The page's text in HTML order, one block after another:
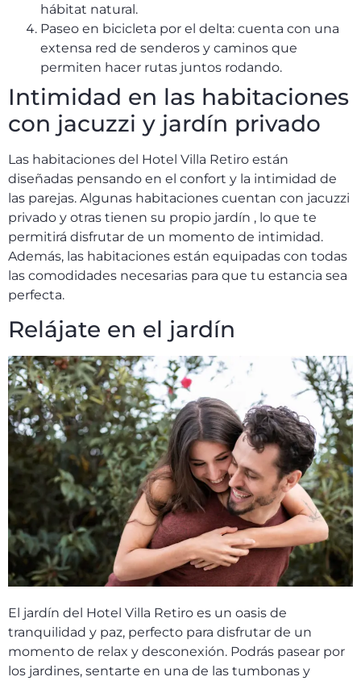
hábitat natural.
Paseo en bicicleta por el delta: cuenta con una
extensa red de senderos y caminos que
permiten hacer rutas juntos rodando.
Intimidad en las habitaciones
con jacuzzi y jardín privado
Las habitaciones del Hotel Villa Retiro están
diseñadas pensando en el confort y la intimidad de
las parejas. Algunas habitaciones cuentan con jacuzzi
privado y otras tienen su propio jardín , lo que te
permitirá disfrutar de un momento de intimidad.
Además, las habitaciones están equipadas con todas
las comodidades necesarias para que tu estancia sea
perfecta.
Relájate en el jardín
El jardín del Hotel Villa Retiro es un oasis de
tranquilidad y paz, perfecto para disfrutar de un
momento de relax y desconexión. Podrás pasear por
los jardines, sentarte en una de las tumbonas y